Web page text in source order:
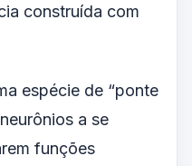
construída com
espécie de “ponte
a se
funções